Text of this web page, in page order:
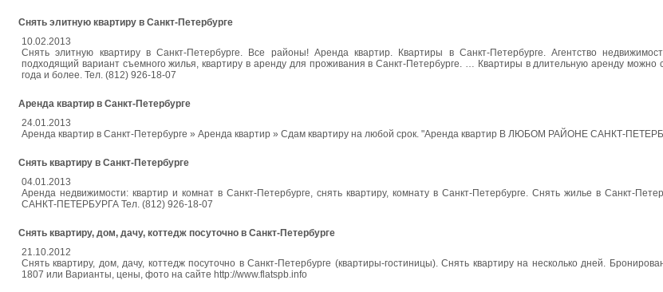
Снять элитную квартиру в Санкт-Петербурге
10.02.2013
Снять элитную квартиру в Санкт-Петербурге. Все районы! Аренда квартир. Квартиры в Санкт-Петербурге. Агентство
подходящий вариант съемного жилья, квартиру в аренду для проживания в Санкт-Петербурге. … Квартиры в длительную аренду можно
года и более. Тел. (812) 926-18-07
Аренда квартир в Санкт-Петербурге
24.01.2013
Аренда квартир в Санкт-Петербурге » Аренда квартир » Сдам квартиру на любой срок. "Аренда квартир В ЛЮБОМ РАЙОНЕ САНКТ-
Снять квартиру в Санкт-Петербурге
04.01.2013
Аренда недвижимости: квартир и комнат в Санкт-Петербурге, снять квартиру, комнату в Санкт-Петербурге. Снять жилье в Санкт-
САНКТ-ПЕТЕРБУРГА Тел. (812) 926-18-07
Снять квартиру, дом, дачу, коттедж посуточно в Санкт-Петербурге
21.10.2012
Снять квартиру, дом, дачу, коттедж посуточно в Санкт-Петербурге (квартиры-гостиницы). Снять квартиру на несколько дней.
1807 или Варианты, цены, фото на сайте http://www.flatspb.info